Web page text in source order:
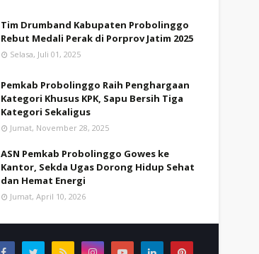
Tim Drumband Kabupaten Probolinggo
Rebut Medali Perak di Porprov Jatim 2025
Selasa, Juli 01, 2025
Pemkab Probolinggo Raih Penghargaan
Kategori Khusus KPK, Sapu Bersih Tiga
Kategori Sekaligus
Jumat, November 28, 2025
ASN Pemkab Probolinggo Gowes ke
Kantor, Sekda Ugas Dorong Hidup Sehat
dan Hemat Energi
Jumat, April 10, 2026